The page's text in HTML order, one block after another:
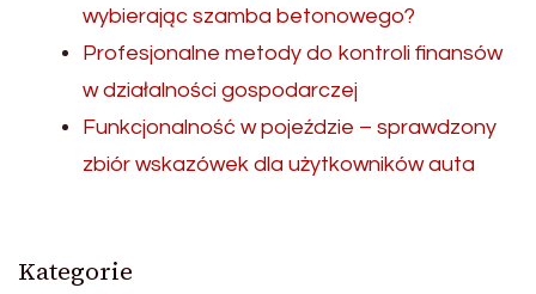
wybierając szamba betonowego?
Profesjonalne metody do kontroli finansów
w działalności gospodarczej
Funkcjonalność w pojeździe – sprawdzony
zbiór wskazówek dla użytkowników auta
Kategorie